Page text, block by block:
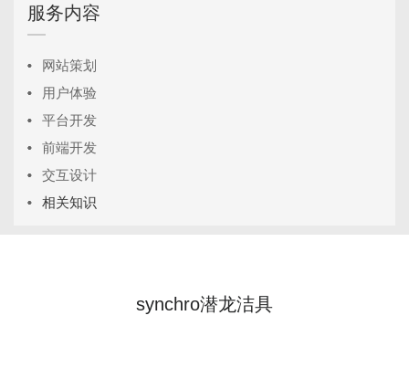
服务内容
网站策划
用户体验
平台开发
前端开发
交互设计
相关知识
synchro潜龙洁具